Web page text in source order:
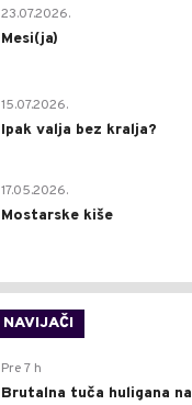
23.07.2026.
Mesi(ja)
15.07.2026.
Ipak valja bez kralja?
17.05.2026.
Mostarske kiše
NAVIJAČI
Pre 7 h
Brutalna tuča huligana na